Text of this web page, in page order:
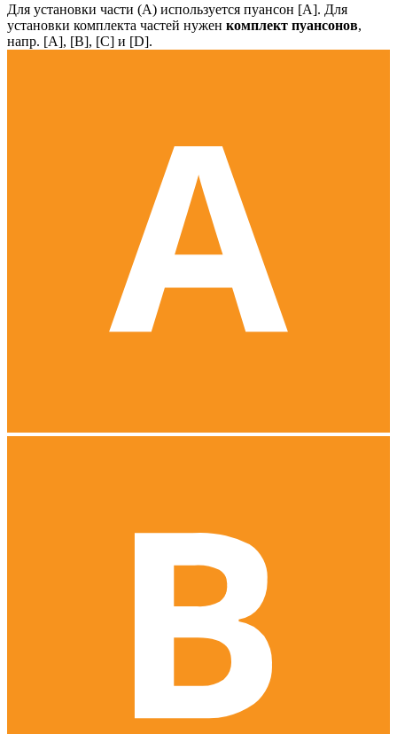
Для установки части (А) используется пуансон [А]. Для
установки комплекта частей нужен комплект пуансонов,
напр. [А], [B], [С] и [D].